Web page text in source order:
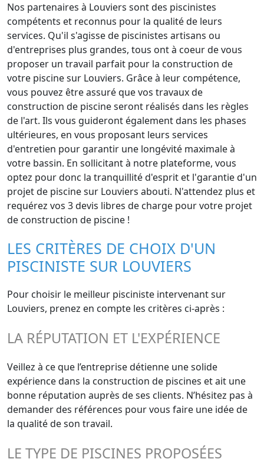
Nos partenaires à Louviers sont des piscinistes
compétents et reconnus pour la qualité de leurs
services. Qu'il s'agisse de piscinistes artisans ou
d'entreprises plus grandes, tous ont à coeur de vous
proposer un travail parfait pour la construction de
votre piscine sur Louviers. Grâce à leur compétence,
vous pouvez être assuré que vos travaux de
construction de piscine seront réalisés dans les règles
de l'art. Ils vous guideront également dans les phases
ultérieures, en vous proposant leurs services
d'entretien pour garantir une longévité maximale à
votre bassin. En sollicitant à notre plateforme, vous
optez pour donc la tranquillité d'esprit et l'garantie d'un
projet de piscine sur Louviers abouti. N'attendez plus et
requérez vos 3 devis libres de charge pour votre projet
de construction de piscine !
LES CRITÈRES DE CHOIX D'UN
PISCINISTE SUR LOUVIERS
Pour choisir le meilleur pisciniste intervenant sur
Louviers, prenez en compte les critères ci-après :
LA RÉPUTATION ET L'EXPÉRIENCE
Veillez à ce que l’entreprise détienne une solide
expérience dans la construction de piscines et ait une
bonne réputation auprès de ses clients. N’hésitez pas à
demander des références pour vous faire une idée de
la qualité de son travail.
LE TYPE DE PISCINES PROPOSÉES